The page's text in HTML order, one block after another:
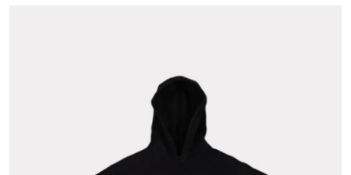
Advertise with US